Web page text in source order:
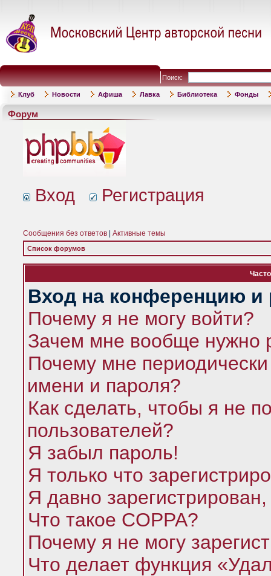
Поиск:
Клуб Новости Афиша Лавка Библиотека Фонды
Форум
Вход Регистрация
Сообщения без ответов Активные темы
Список форумов
Вход на конференцию и
Почему я не могу войти?
Зачем мне вообще нужно
Почему мне
имени и пароля?
Как сделать, чтобы я не
пользователей?
Я забыл пароль!
Я только что
Я давно
Что такое COPPA?
Почему я не могу
Что делает функция